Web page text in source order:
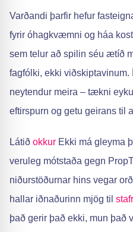
Varðandi þarfir hefur
fyrir óhagkvæmni og háa
sem telur að spilin séu ætíð
fagfólki, ekki
neytendur meira – tækni
eftirspurn og getu geirans til
Látið okkur Ekki má gleyma
veruleg mótstaða gegn
niðurstöðurnar hins vegar
hallar iðnaðurinn mjög til
það gerir það ekki, mun það